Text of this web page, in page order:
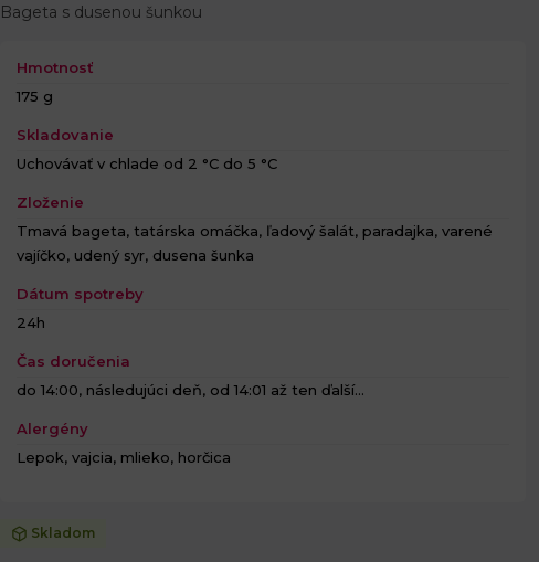
Bageta s dusenou šunkou
Hmotnosť
175 g
Skladovanie
Uchovávať v chlade od 2 °C do 5 °C
Zloženie
Tmavá bageta, tatárska omáčka, ľadový šalát, paradajka, varené
vajíčko, udený syr, dusena šunka
Dátum spotreby
24h
Čas doručenia
do 14:00, následujúci deň, od 14:01 až ten ďalší...
Alergény
Lepok, vajcia, mlieko, horčica
Skladom